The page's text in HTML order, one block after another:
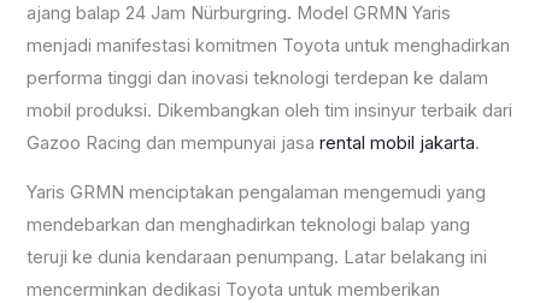
ajang balap 24 Jam Nürburgring. Model GRMN Yaris
menjadi manifestasi komitmen Toyota untuk menghadirkan
performa tinggi dan inovasi teknologi terdepan ke dalam
mobil produksi. Dikembangkan oleh tim insinyur terbaik dari
Gazoo Racing dan mempunyai jasarental mobil jakarta.
Yaris GRMN menciptakan pengalaman mengemudi yang
mendebarkan dan menghadirkan teknologi balap yang
teruji ke dunia kendaraan penumpang. Latar belakang ini
mencerminkan dedikasi Toyota untuk memberikan